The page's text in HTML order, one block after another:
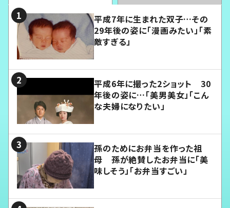
平成7年に生まれた双子…その
29年後の姿に「漫画みたい」「素
敵すぎる」
平成6年に撮った2ショット 30
年後の姿に…「美男美女」「こん
な夫婦になりたい」
孫のためにお弁当を作った祖
母 孫が絶賛したお弁当に「美
味しそう」「お弁当すごい」